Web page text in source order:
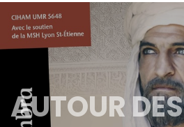
AUTOUR DES